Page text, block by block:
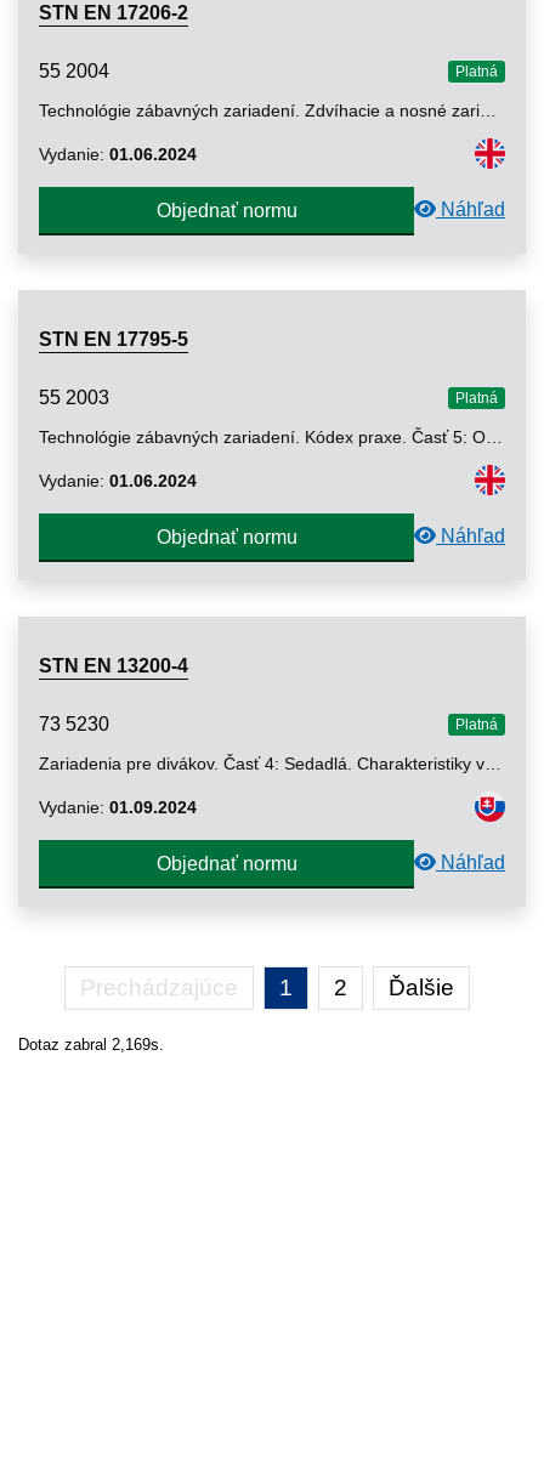
STN EN 17206-2
55 2004 Platná
Vydanie: 01.06.2024
Objednať normu Náhľad
STN EN 17795-5
55 2003 Platná
Vydanie: 01.06.2024
Objednať normu Náhľad
STN EN 13200-4
73 5230 Platná
Vydanie: 01.09.2024
Objednať normu Náhľad
Prechádzajúce 1 2 Ďalšie
Dotaz zabral 2,169s.